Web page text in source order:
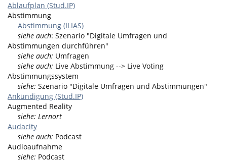
Ablaufplan (Stud.IP)
Abstimmung
Abstimmung (ILIAS)
siehe auch: Szenario "Digitale Umfragen und
Abstimmungen durchführen"
siehe auch: Umfragen
siehe auch: Live Abstimmung --> Live Voting
Abstimmungssystem
siehe: Szenario "Digitale Umfragen und Abstimmungen"
Ankündigung (Stud.IP)
Augmented Reality
siehe: Lernort
Audacity
siehe auch: Podcast
Audioaufnahme
siehe: Podcast